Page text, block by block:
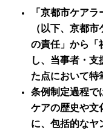
「京都市ケア
（以下、京都
の責任」から「
し、当事者・
た点において特
条例制定過程で
ケアの歴史や文
に、包括的なヤ